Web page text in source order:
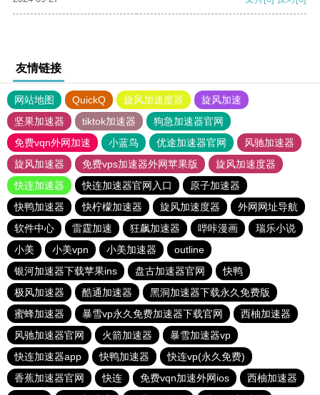
友情链接
网站地图 QuickQ 旋风加速度器
旋风加速
坚果加速器
tiktok加速器
狗急加速器官网
免费vqn外网加速
小蓝鸟 优途加速器官网
风驰加速器
旋风加速器
免费vps加速器外网苹果版
旋风加速度器
快连加速器
快连加速器官网入口
原子加速器
快鸭加速器
快柠檬加速器 旋风加速度器
外网网址导航
软件中心
雷霆加速 狂飙加速器 哔咔漫画
瑞乐小说
小美
小美vpn 小美加速器
outline
银河加速器下载苹果ins
盘古加速器官网
快鸭
极风加速器
酷通加速器
黑洞加速器下载永久免费版
蜜蜂加速器
暴雪vp永久免费加速器下载官网
西柚加速器
风驰加速器官网
火箭加速器
暴雪加速器vp
快连加速器app
快鸭加速器
快连vp(永久免费)
香蕉加速器官网
快连 免费vqn加速外网ios
西柚加速器